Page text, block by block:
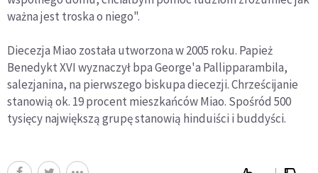
ważna jest troska o niego".
Diecezja Miao została utworzona w 2005 roku. Papież
Benedykt XVI wyznaczył bpa George'a Pallipparambila,
salezjanina, na pierwszego biskupa diecezji. Chrześcijanie
stanowią ok. 19 procent mieszkańców Miao. Spośród 500
tysięcy największą grupę stanowią hinduiści i buddyści.